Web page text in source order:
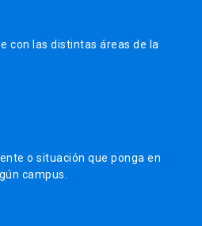
con las distintas áreas de la
o situación que ponga en
campus.